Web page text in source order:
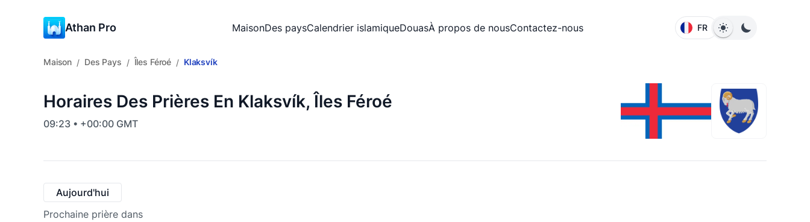
Athan Pro MaisonDes paysCalendrier islamiqueDouasÀ propos de nousContactez-nous FR
Maison / Des Pays / Îles Féroé / Klaksvík
Horaires Des Prières En Klaksvík, Îles Féroé
09:23 • +00:00 GMT
Aujourd'hui
Prochaine prière dans